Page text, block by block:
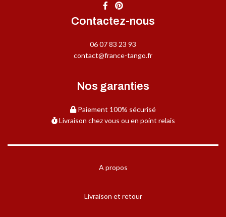
Contactez-nous
06 07 83 23 93
contact@france-tango.fr
Nos garanties
Paiement 100% sécurisé
Livraison chez vous ou en point relais
A propos
Livraison et retour